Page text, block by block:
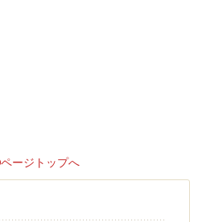
ページトップへ